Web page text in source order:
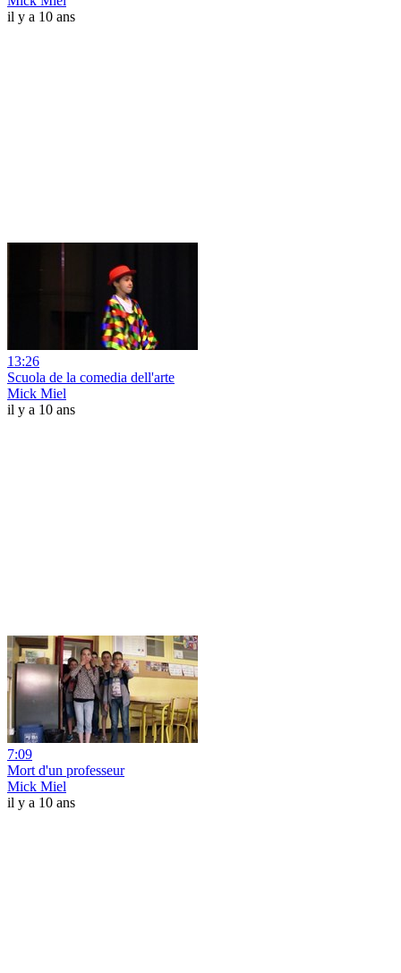
il y a 10 ans
13:26
Scuola de la comedia dell'arte
Mick Miel
il y a 10 ans
7:09
Mort d'un professeur
Mick Miel
il y a 10 ans